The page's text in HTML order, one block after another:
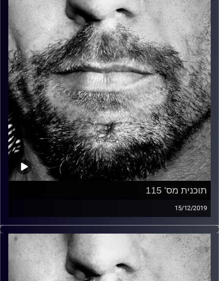
תוכנית מס' 115
15/12/2019
זיפים, מוזיקה מחוספסת של הופעות חיות. הרבה ג'אם, רוק,
בלוז, bluegrass, ג'אז, Fאנק, פרוגרסיב ואפילו אלקטרוניקה.
כל מה שחי, אמיתי ונושם.
עם שמוליק רגב.